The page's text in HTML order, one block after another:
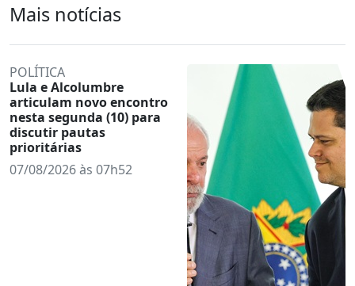
Mais notícias
POLÍTICA
Lula e Alcolumbre
articulam novo encontro
nesta segunda (10) para
discutir pautas
prioritárias
07/08/2026 às 07h52